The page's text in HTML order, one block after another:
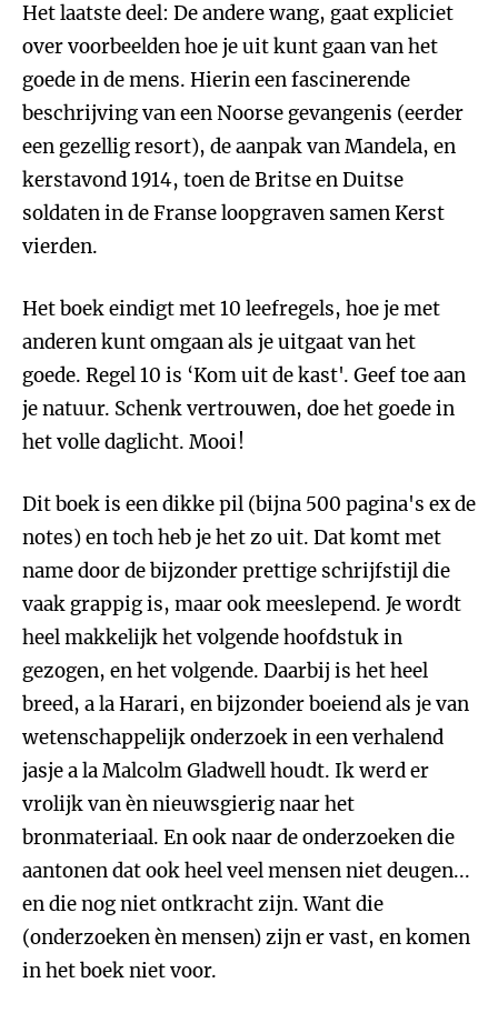
Het laatste deel: De andere wang, gaat expliciet
over voorbeelden hoe je uit kunt gaan van het
goede in de mens. Hierin een fascinerende
beschrijving van een Noorse gevangenis (eerder
een gezellig resort), de aanpak van Mandela, en
kerstavond 1914, toen de Britse en Duitse
soldaten in de Franse loopgraven samen Kerst
vierden.
Het boek eindigt met 10 leefregels, hoe je met
anderen kunt omgaan als je uitgaat van het
goede. Regel 10 is ‘Kom uit de kast'. Geef toe aan
je natuur. Schenk vertrouwen, doe het goede in
het volle daglicht. Mooi!
Dit boek is een dikke pil (bijna 500 pagina's ex de
notes) en toch heb je het zo uit. Dat komt met
name door de bijzonder prettige schrijfstijl die
vaak grappig is, maar ook meeslepend. Je wordt
heel makkelijk het volgende hoofdstuk in
gezogen, en het volgende. Daarbij is het heel
breed, a la Harari, en bijzonder boeiend als je van
wetenschappelijk onderzoek in een verhalend
jasje a la Malcolm Gladwell houdt. Ik werd er
vrolijk van èn nieuwsgierig naar het
bronmateriaal. En ook naar de onderzoeken die
aantonen dat ook heel veel mensen niet deugen...
en die nog niet ontkracht zijn. Want die
(onderzoeken èn mensen) zijn er vast, en komen
in het boek niet voor.